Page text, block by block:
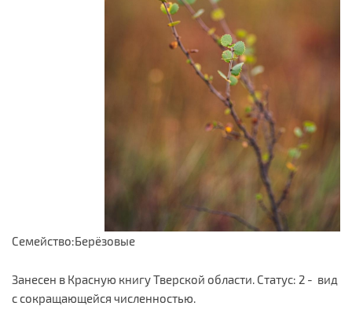
Семейство:Берёзовые
Занесен в Красную книгу Тверской области. Статус: 2 - вид
с сокращающейся численностью.